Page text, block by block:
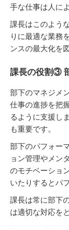
手な仕事は人に
課長はこのよう
りに最適な業務
ンスの最大化を
課長の役割③
部下のマネジメ
仕事の進捗を把
るように支援し
も重要です。
部下のパフォー
ョン管理やメン
のモチベーショ
いたりするとパ
課長は常に部下
は適切な対応を